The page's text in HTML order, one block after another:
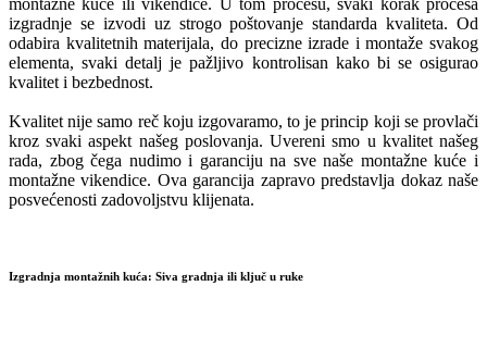
montažne kuće ili vikendice. U tom procesu, svaki korak procesa
izgradnje se izvodi uz strogo poštovanje standarda kvaliteta. Od
odabira kvalitetnih materijala, do precizne izrade i montaže svakog
elementa, svaki detalj je pažljivo kontrolisan kako bi se osigurao
kvalitet i bezbednost.
Kvalitet nije samo reč koju izgovaramo, to je princip koji se provlači
kroz svaki aspekt našeg poslovanja. Uvereni smo u kvalitet našeg
rada, zbog čega nudimo i garanciju na sve naše montažne kuće i
montažne vikendice. Ova garancija zapravo predstavlja dokaz naše
posvećenosti zadovoljstvu klijenata.
Izgradnja montažnih kuća: Siva gradnja ili ključ u ruke